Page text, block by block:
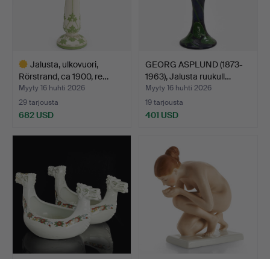
Jalusta, ulkovuori,
Rörstrand, ca 1900, re…
Myyty 16 huhti 2026
29 tarjousta
682 USD
GEORG ASPLUND (1873-
1963), Jalusta ruukull…
Myyty 16 huhti 2026
19 tarjousta
401 USD